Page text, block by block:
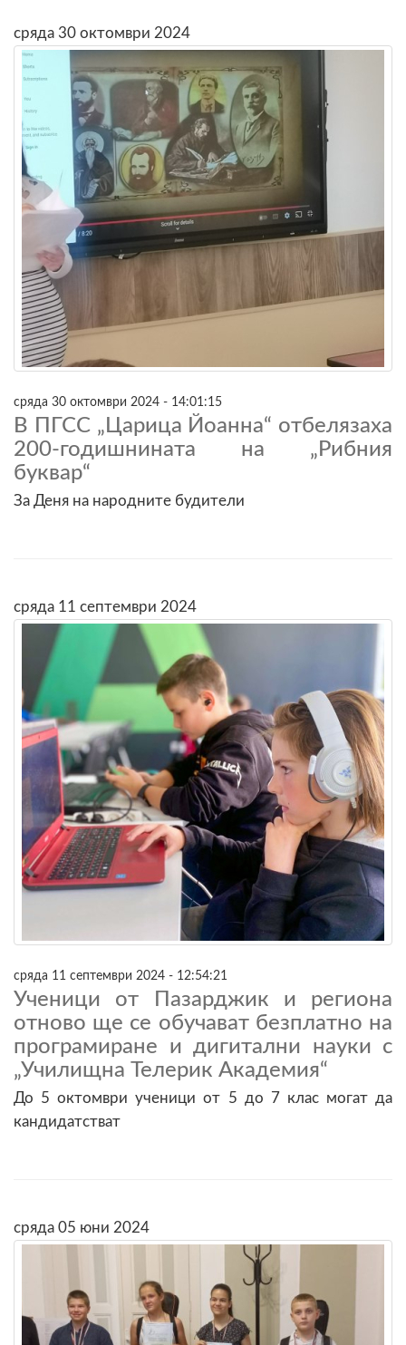
сряда 30 октомври 2024
сряда 30 октомври 2024 - 14:01:15
В ПГСС „Царица Йоанна“ отбелязаха
200-годишнината на „Рибния
буквар“
За Деня на народните будители
сряда 11 септември 2024
сряда 11 септември 2024 - 12:54:21
Ученици от Пазарджик и региона
отново ще се обучават безплатно на
програмиране и дигитални науки с
„Училищна Телерик Академия“
До 5 октомври ученици от 5 до 7 клас могат да
кандидатстват
сряда 05 юни 2024